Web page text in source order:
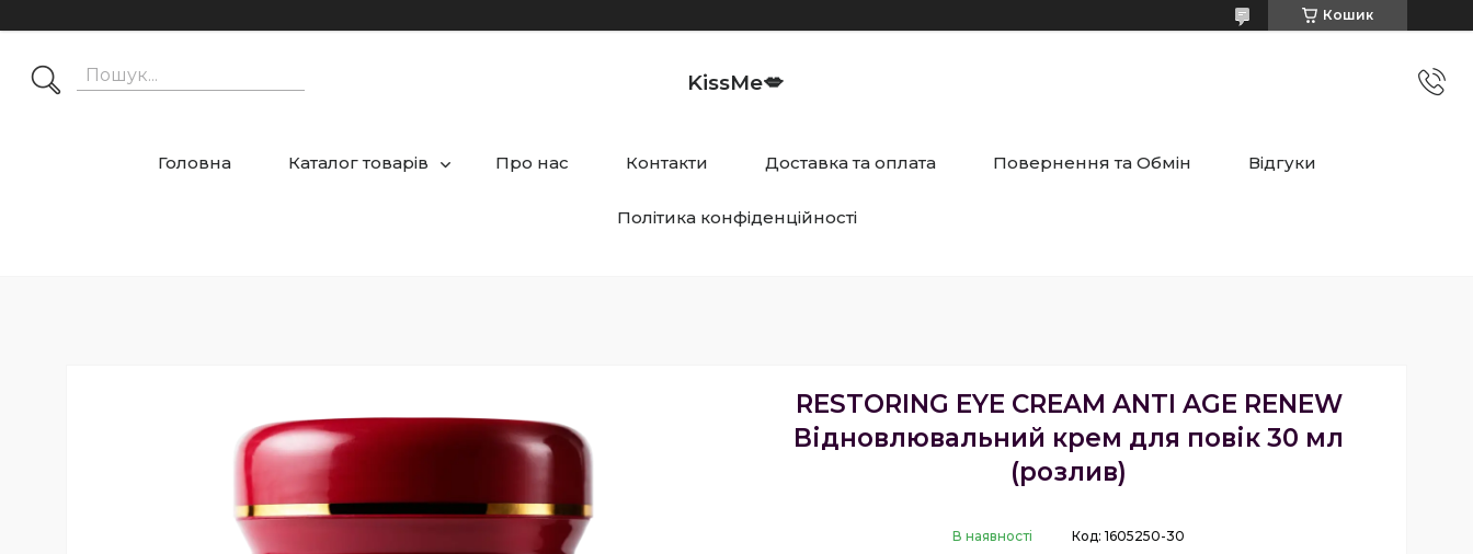
Кошик
KissMe💋
Головна Каталог товарів Про нас Контакти Доставка та оплата Повернення та Обмін Відгуки
Політика конфіденційності
RESTORING EYE CREAM ANTI AGE RENEW
Відновлювальний крем для повік 30 мл
(розлив)
В наявності Код: 1605250-30